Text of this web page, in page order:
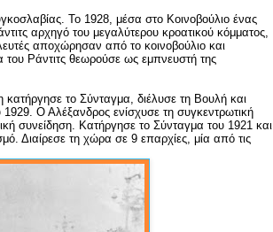
Το 1928, μέσα στο Κοινοβούλιο ένας
αρχηγό του μεγαλύτερου κροατικού κόμματος,
αποχώρησαν από το κοινοβούλιο και
του Ράντιτς θεωρούσε ως εμπνευστή της
το Σύνταγμα, διέλυσε τη Βουλή και
Ο Αλέξανδρος ενίσχυσε τη συγκεντρωτική
συνείδηση. Κατήργησε το Σύνταγμα του 1921 και
Διαίρεσε τη χώρα σε 9 επαρχίες, μία από τις